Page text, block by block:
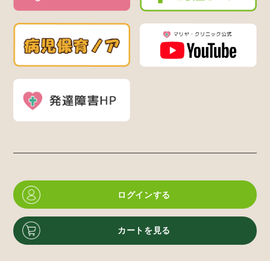
ログインする
カートを見る